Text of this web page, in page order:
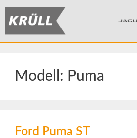
Modell: Puma
Ford Puma ST